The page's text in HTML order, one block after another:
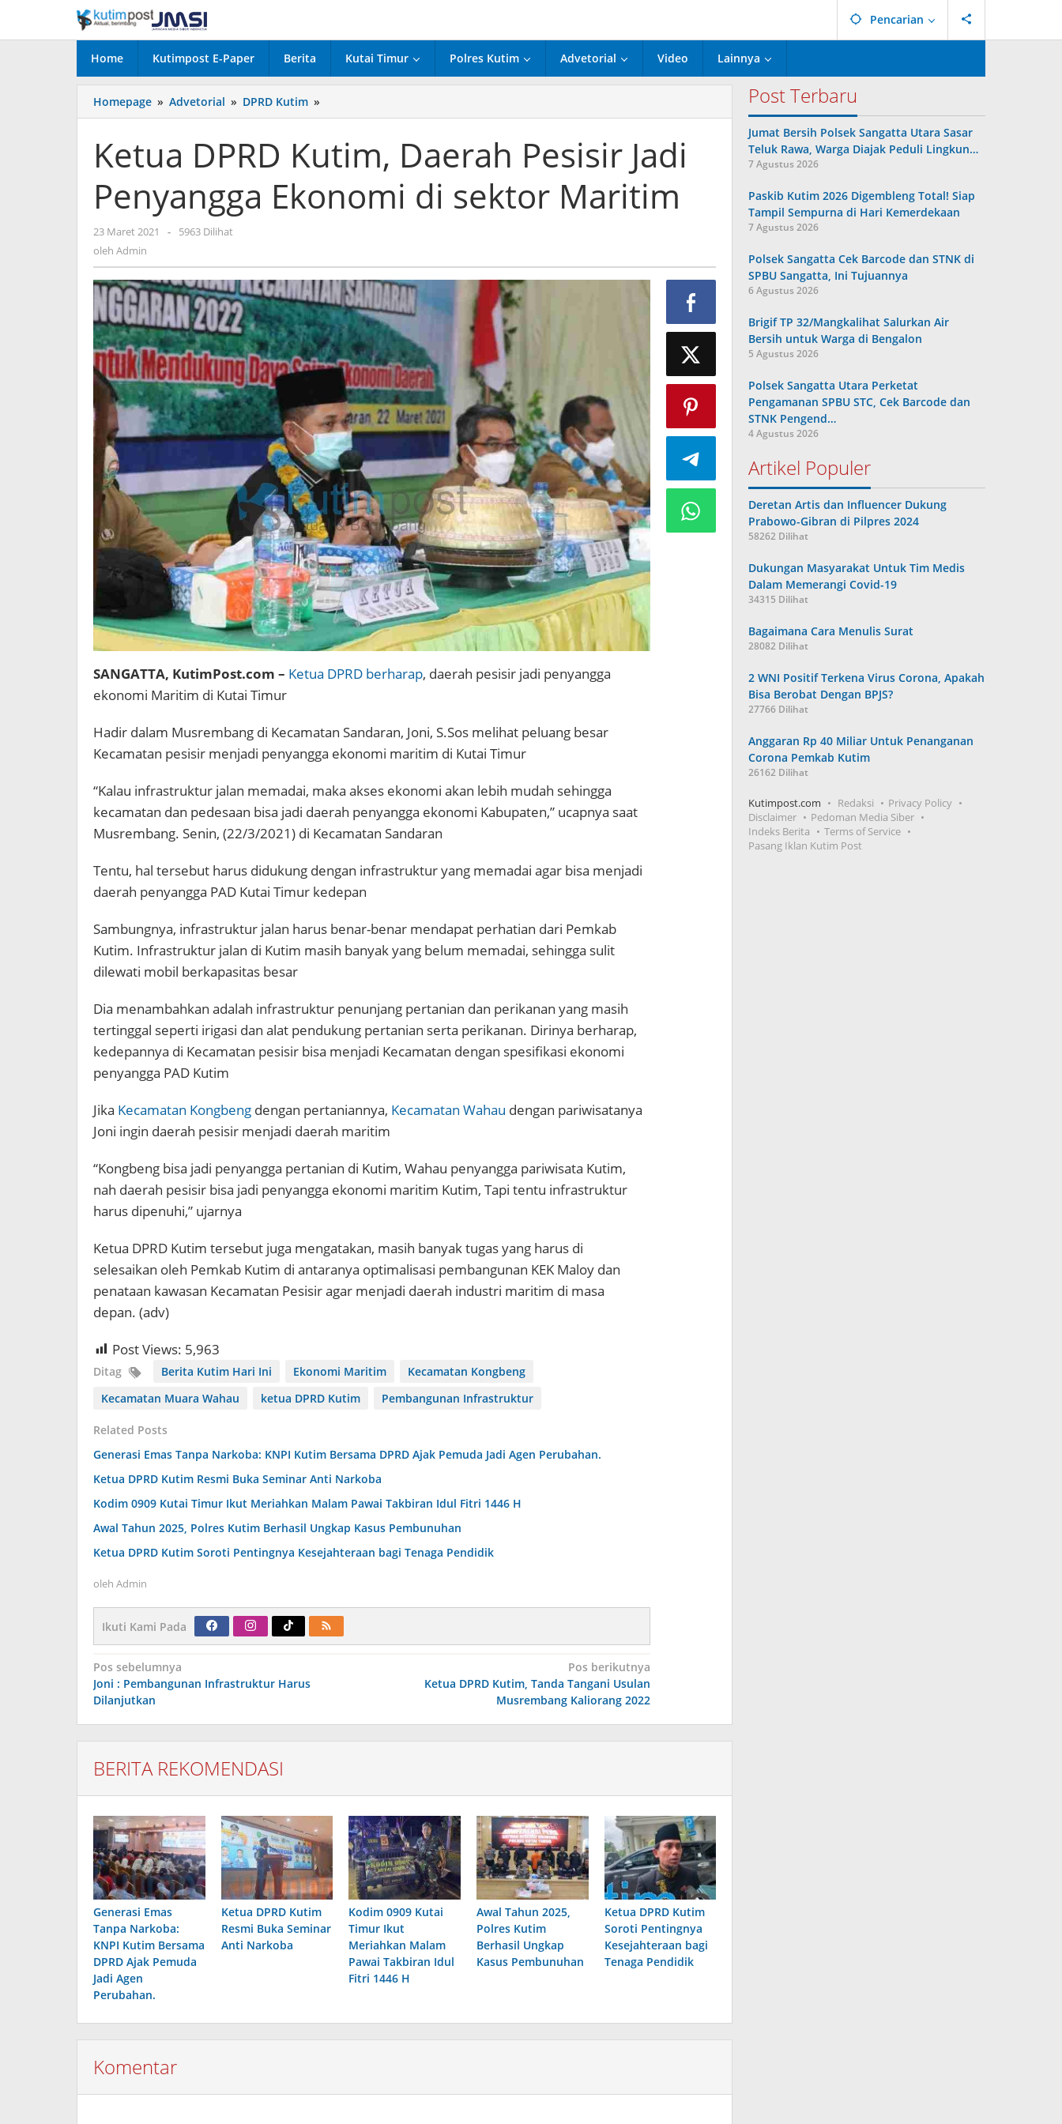
konten
Pencarian
Home Kutimpost E-Paper Berita Kutai Timur Polres Kutim Advetorial Video Lainnya
Homepage » Advetorial » DPRD Kutim »
DPRD
Daerah
Pesisir
Penyangga
Maritim
Ketua DPRD Kutim, Daerah Pesisir Jadi
Penyangga Ekonomi di sektor Maritim
23 Maret 2021
oleh
-
5963 Dilihat
oleh Admin
SANGATTA, KutimPost.com – Ketua DPRD berharap, daerah pesisir jadi penyangga
ekonomi Maritim di Kutai Timur
Hadir dalam Musrembang di Kecamatan Sandaran, Joni, S.Sos melihat peluang besar
Kecamatan pesisir menjadi penyangga ekonomi maritim di Kutai Timur
“Kalau infrastruktur jalan memadai, maka akses ekonomi akan lebih mudah sehingga
kecamatan dan pedesaan bisa jadi daerah penyangga ekonomi Kabupaten,” ucapnya saat
Musrembang. Senin, (22/3/2021) di Kecamatan Sandaran
Tentu, hal tersebut harus didukung dengan infrastruktur yang memadai agar bisa menjadi
daerah penyangga PAD Kutai Timur kedepan
Sambungnya, infrastruktur jalan harus benar-benar mendapat perhatian dari Pemkab
Kutim. Infrastruktur jalan di Kutim masih banyak yang belum memadai, sehingga sulit
dilewati mobil berkapasitas besar
Dia menambahkan adalah infrastruktur penunjang pertanian dan perikanan yang masih
tertinggal seperti irigasi dan alat pendukung pertanian serta perikanan. Dirinya berharap,
kedepannya di Kecamatan pesisir bisa menjadi Kecamatan dengan spesifikasi ekonomi
penyangga PAD Kutim
Jika Kecamatan Kongbeng dengan pertaniannya, Kecamatan Wahau dengan pariwisatanya
Joni ingin daerah pesisir menjadi daerah maritim
“Kongbeng bisa jadi penyangga pertanian di Kutim, Wahau penyangga pariwisata Kutim,
nah daerah pesisir bisa jadi penyangga ekonomi maritim Kutim, Tapi tentu infrastruktur
harus dipenuhi,” ujarnya
Ketua DPRD Kutim tersebut juga mengatakan, masih banyak tugas yang harus di
selesaikan oleh Pemkab Kutim di antaranya optimalisasi pembangunan KEK Maloy dan
penataan kawasan Kecamatan Pesisir agar menjadi daerah industri maritim di masa
depan. (adv)
Post Views: 5,963
Ditag Berita Kutim Hari Ini Ekonomi Maritim
Kecamatan Kongbeng
Kecamatan Muara Wahau
ketua DPRD Kutim Pembangunan Infrastruktur
Related Posts
Generasi Emas Tanpa Narkoba: KNPI Kutim Bersama DPRD Ajak Pemuda Jadi Agen Perubahan.
Ketua DPRD Kutim Resmi Buka Seminar Anti Narkoba
Kodim 0909 Kutai Timur Ikut Meriahkan Malam Pawai Takbiran Idul Fitri 1446 H
Awal Tahun 2025, Polres Kutim Berhasil Ungkap Kasus Pembunuhan
Ketua DPRD Kutim Soroti Pentingnya Kesejahteraan bagi Tenaga Pendidik
oleh Admin
Ikuti Kami Pada
Navigasi
pos
Pos sebelumnya
Joni : Pembangunan Infrastruktur Harus
Dilanjutkan
Pos berikutnya
Ketua DPRD Kutim, Tanda Tangani Usulan
Musrembang Kaliorang 2022
BERITA REKOMENDASI
Generasi Emas
Tanpa Narkoba:
KNPI Kutim Bersama
DPRD Ajak Pemuda
Jadi Agen
Perubahan.
Ketua DPRD Kutim
Resmi Buka Seminar
Anti Narkoba
Kodim 0909 Kutai
Timur Ikut
Meriahkan Malam
Pawai Takbiran Idul
Fitri 1446 H
Awal Tahun 2025,
Polres Kutim
Berhasil Ungkap
Kasus Pembunuhan
Ketua DPRD Kutim
Soroti Pentingnya
Kesejahteraan bagi
Tenaga Pendidik
Komentar
Post Terbaru
Jumat Bersih Polsek Sangatta Utara Sasar
Teluk Rawa, Warga Diajak Peduli Lingkun…
7 Agustus 2026
Paskib Kutim 2026 Digembleng Total! Siap
Tampil Sempurna di Hari Kemerdekaan
7 Agustus 2026
Polsek Sangatta Cek Barcode dan STNK di
SPBU Sangatta, Ini Tujuannya
6 Agustus 2026
Brigif TP 32/Mangkalihat Salurkan Air
Bersih untuk Warga di Bengalon
5 Agustus 2026
Polsek Sangatta Utara Perketat
Pengamanan SPBU STC, Cek Barcode dan
STNK Pengend…
4 Agustus 2026
Artikel Populer
Deretan Artis dan Influencer Dukung
Prabowo-Gibran di Pilpres 2024
58262 Dilihat
Dukungan Masyarakat Untuk Tim Medis
Dalam Memerangi Covid-19
34315 Dilihat
Bagaimana Cara Menulis Surat
28082 Dilihat
2 WNI Positif Terkena Virus Corona, Apakah
Bisa Berobat Dengan BPJS?
27766 Dilihat
Anggaran Rp 40 Miliar Untuk Penanganan
Corona Pemkab Kutim
26162 Dilihat
Kutimpost.com Redaksi
Privacy Policy
Disclaimer
Pedoman Media Siber
Indeks Berita
Terms of Service
Pasang Iklan Kutim Post